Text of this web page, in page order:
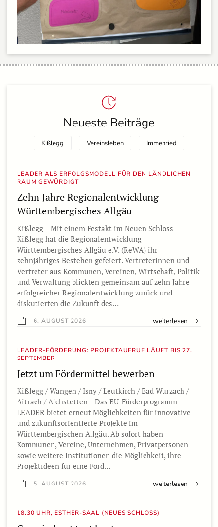
Neueste Beiträge
Kißlegg Vereinsleben Immenried
LEADER ALS ERFOLGSMODELL FÜR DEN LÄNDLICHEN
RAUM GEWÜRDIGT
Zehn Jahre Regionalentwicklung
Württembergisches Allgäu
Kißlegg – Mit einem Festakt im Neuen Schloss
Kißlegg hat die Regionalentwicklung
Württembergisches Allgäu e.V. (ReWA) ihr
zehnjähriges Bestehen gefeiert. Vertreterinnen und
Vertreter aus Kommunen, Vereinen, Wirtschaft, Politik
und Verwaltung blickten gemeinsam auf zehn Jahre
erfolgreicher Regionalentwicklung zurück und
diskutierten die Zukunft des…
6. AUGUST 2026 weiterlesen
LEADER-FÖRDERUNG: PROJEKTAUFRUF LÄUFT BIS 27.
SEPTEMBER
Jetzt um Fördermittel bewerben
Kißlegg / Wangen / Isny / Leutkirch / Bad Wurzach /
Aitrach / Aichstetten – Das EU-Förderprogramm
LEADER bietet erneut Möglichkeiten für innovative
und zukunftsorientierte Projekte im
Württembergischen Allgäu. Ab sofort haben
Kommunen, Vereine, Unternehmen, Privatpersonen
sowie weitere Institutionen die Möglichkeit, ihre
Projektideen für eine Förd…
5. AUGUST 2026 weiterlesen
18.30 UHR, ESTHER-SAAL (NEUES SCHLOSS)